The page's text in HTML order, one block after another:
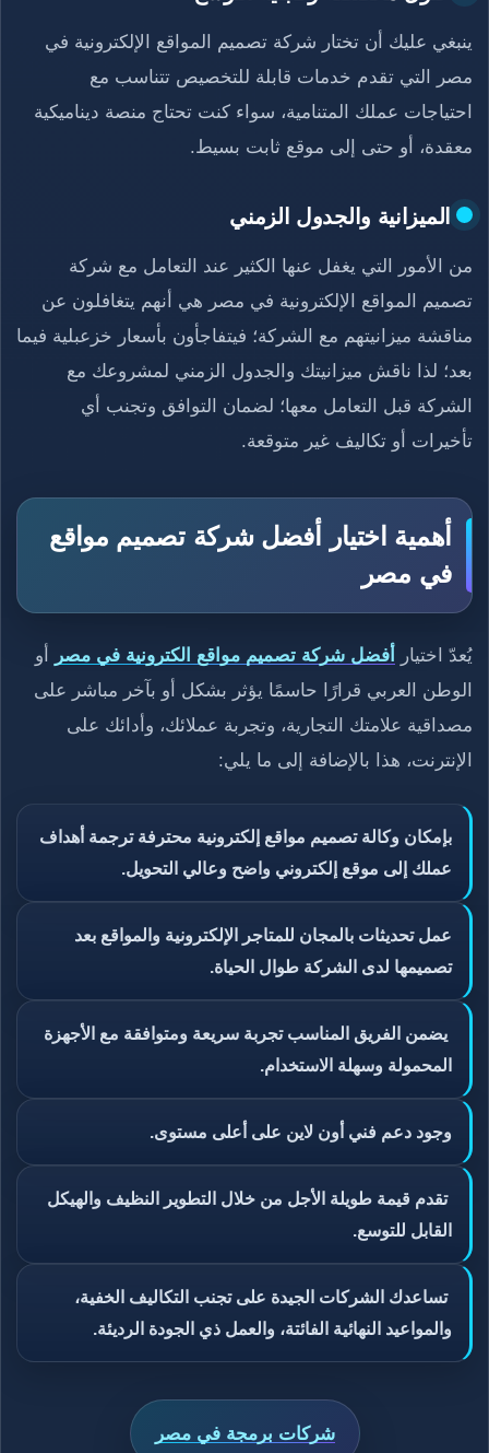
ينبغي عليك أن تختار شركة تصميم المواقع الإلكترونية في
مصر التي تقدم خدمات قابلة للتخصيص تتناسب مع
احتياجات عملك المتنامية، سواء كنت تحتاج منصة ديناميكية
معقدة، أو حتى إلى موقع ثابت بسيط.
الميزانية والجدول الزمني
من الأمور التي يغفل عنها الكثير عند التعامل مع شركة
تصميم المواقع الإلكترونية في مصر هي أنهم يتغافلون عن
مناقشة ميزانيتهم مع الشركة؛ فيتفاجأون بأسعار خزعبلية فيما
بعد؛ لذا ناقش ميزانيتك والجدول الزمني لمشروعك مع
الشركة قبل التعامل معها؛ لضمان التوافق وتجنب أي
تأخيرات أو تكاليف غير متوقعة.
أهمية اختيار أفضل شركة تصميم مواقع
في مصر
يُعدّ اختيار أفضل شركة تصميم مواقع الكترونية في مصر
أو
الوطن العربي قرارًا حاسمًا يؤثر بشكل أو بآخر مباشر على
مصداقية علامتك التجارية، وتجربة عملائك، وأدائك على
الإنترنت، هذا بالإضافة إلى ما يلي:
بإمكان وكالة تصميم مواقع إلكترونية محترفة ترجمة أهداف
عملك إلى موقع إلكتروني واضح وعالي التحويل.
عمل تحديثات بالمجان للمتاجر الإلكترونية والمواقع بعد
تصميمها لدى الشركة طوال الحياة.
يضمن الفريق المناسب تجربة سريعة ومتوافقة مع الأجهزة
المحمولة وسهلة الاستخدام.
وجود دعم فني أون لاين على أعلى مستوى.
تقدم قيمة طويلة الأجل من خلال التطوير النظيف والهيكل
القابل للتوسع.
تساعدك الشركات الجيدة على تجنب التكاليف الخفية،
والمواعيد النهائية الفائتة، والعمل ذي الجودة الرديئة.
شركات برمجة في مصر